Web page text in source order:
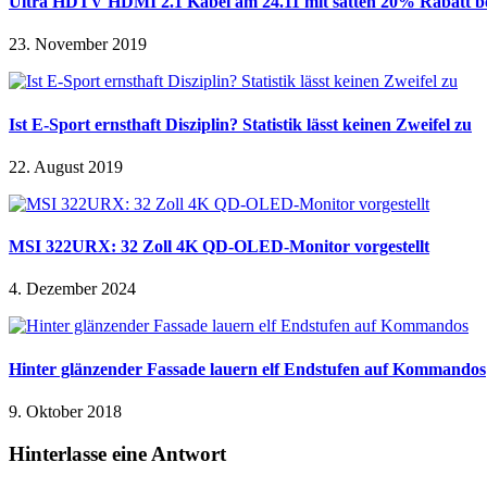
23. November 2019
Ist E-Sport ernsthaft Disziplin? Statistik lässt keinen Zweifel zu
22. August 2019
MSI 322URX: 32 Zoll 4K QD-OLED-Monitor vorgestellt
4. Dezember 2024
Hinter glänzender Fassade lauern elf Endstufen auf Kommandos
9. Oktober 2018
Hinterlasse eine Antwort